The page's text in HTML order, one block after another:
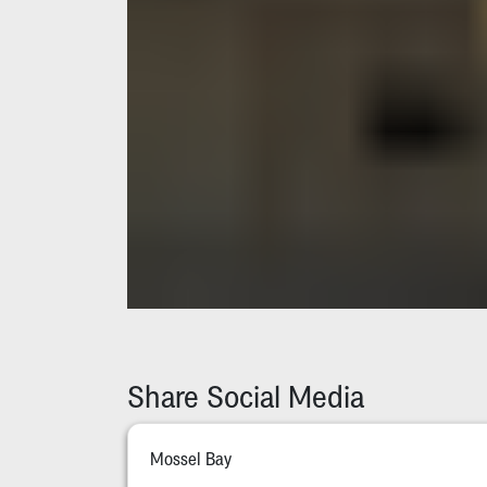
Share Social Media
Mossel Bay